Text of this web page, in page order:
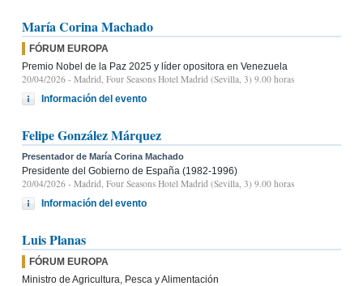
María Corina Machado
FÓRUM EUROPA
Premio Nobel de la Paz 2025 y líder opositora en Venezuela
20/04/2026 - Madrid, Four Seasons Hotel Madrid (Sevilla, 3) 9.00 horas
Información del evento
Felipe González Márquez
Presentador de María Corina Machado
Presidente del Gobierno de España (1982-1996)
20/04/2026 - Madrid, Four Seasons Hotel Madrid (Sevilla, 3) 9.00 horas
Información del evento
Luis Planas
FÓRUM EUROPA
Ministro de Agricultura, Pesca y Alimentación